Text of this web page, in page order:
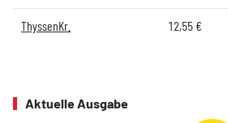
ThyssenKr. 12,55€
Aktuelle Ausgabe